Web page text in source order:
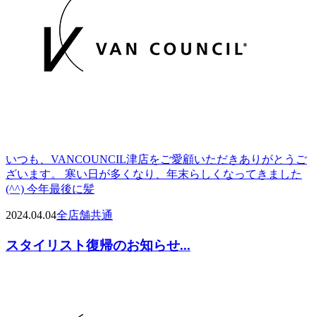
いつも、VANCOUNCIL津店をご愛顧いただきありがとうご
ざいます。 寒い日が多くなり、年末らしくなってきました
(^^) 今年最後に髪
2024.04.04全店舗共通
スタイリスト復帰のお知らせ...